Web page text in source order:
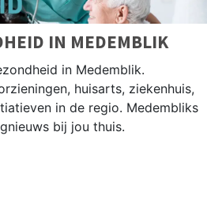
IN MEDEMBLIK
in Medemblik.
huisarts, ziekenhuis,
in de regio. Medembliks
bij jou thuis.